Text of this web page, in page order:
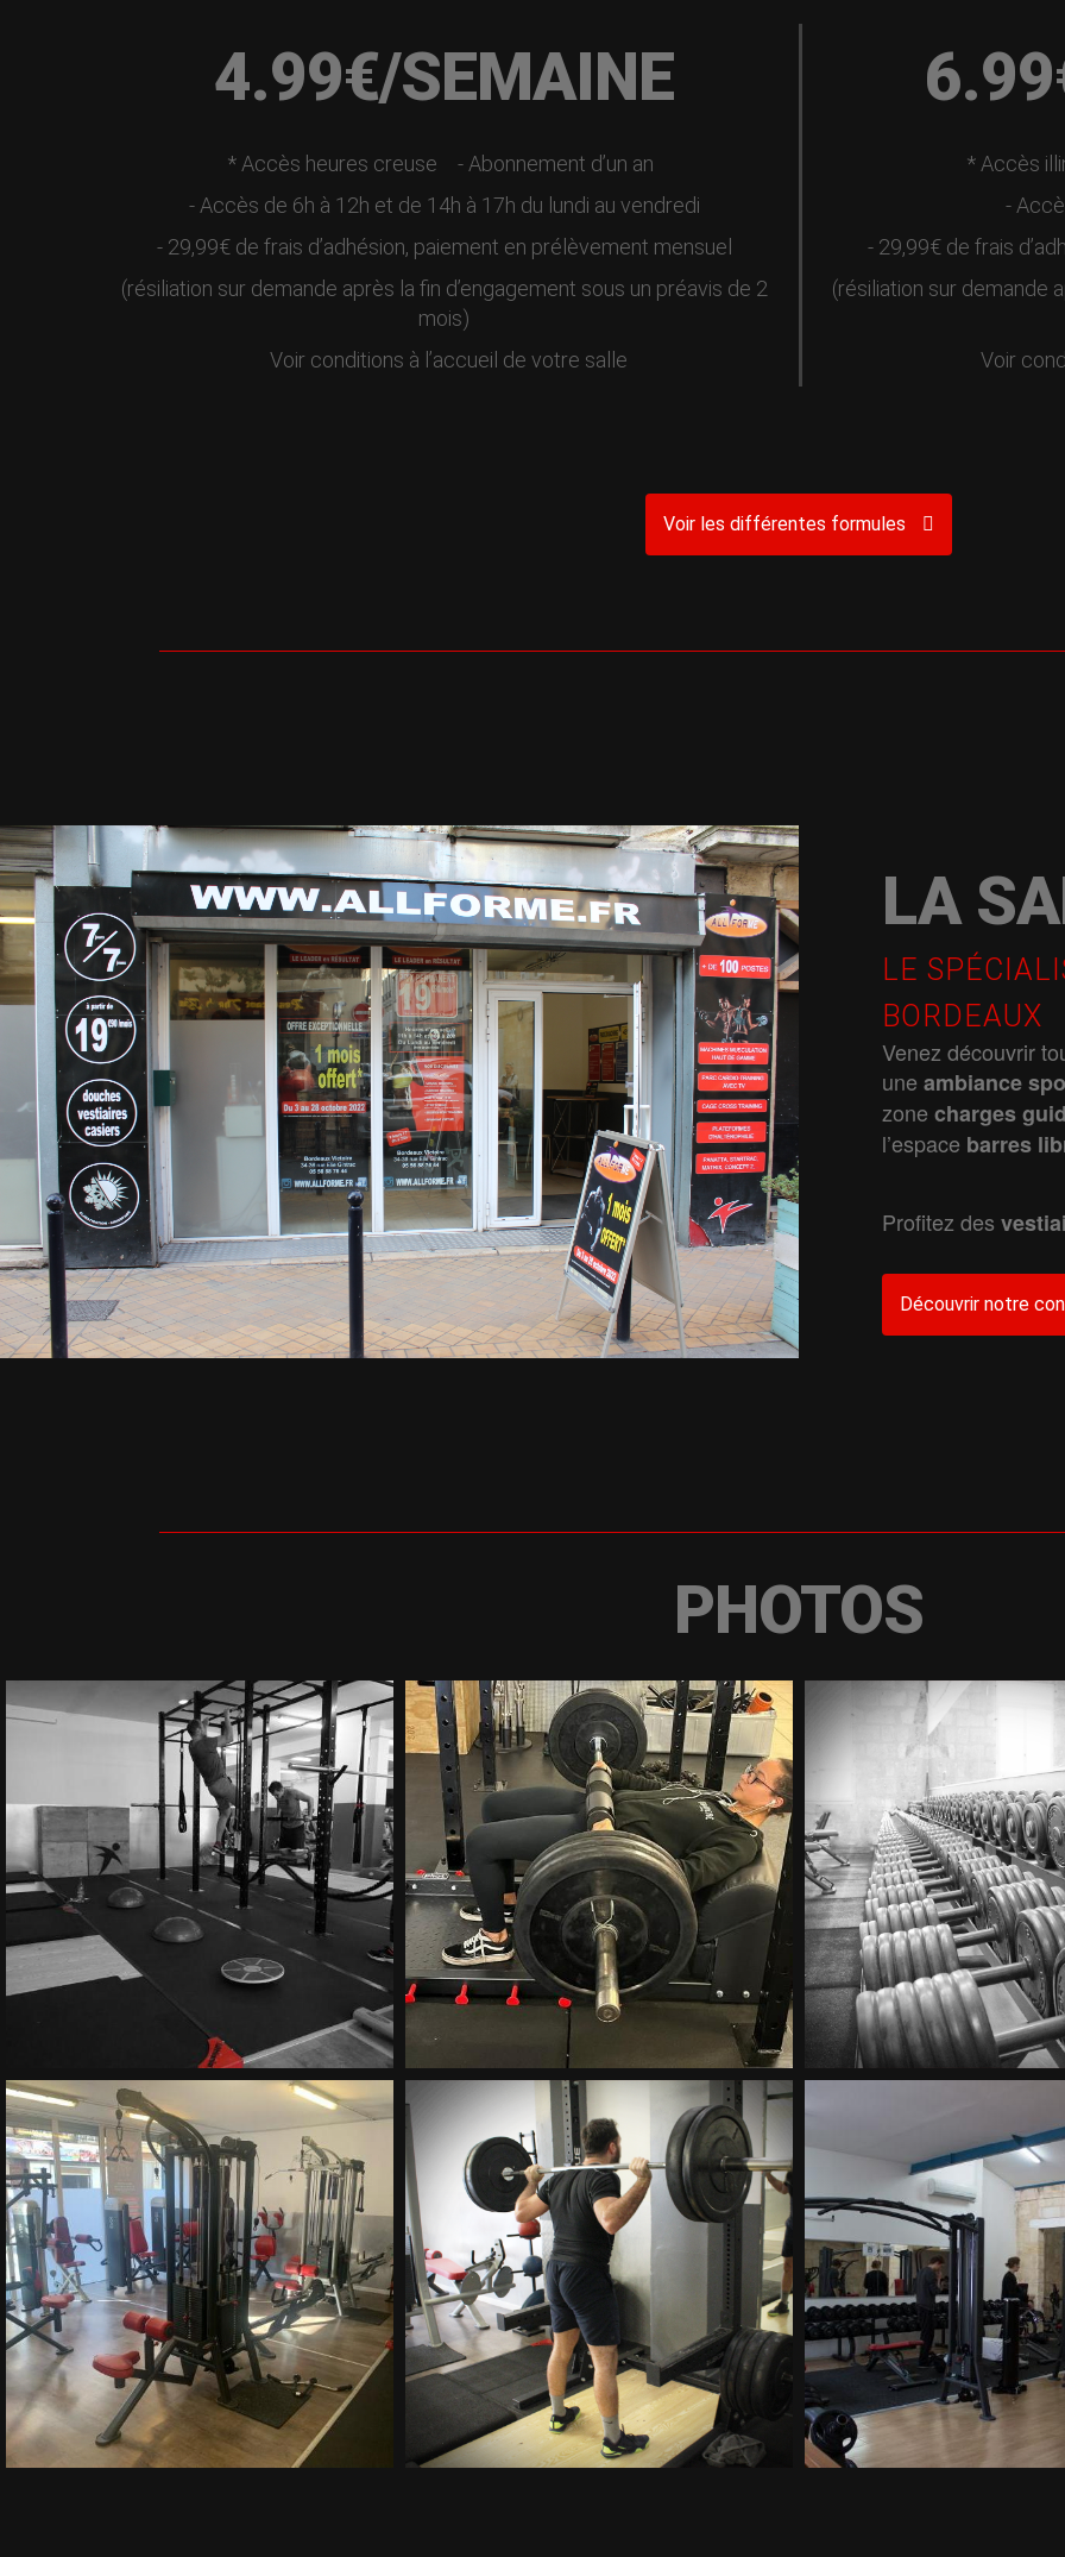
4.99€/SEMAINE
* Accès heures creuse
- Abonnement d’un an
- Accès de 6h à 12h et de 14h à 17h du lundi au vendredi
- 29,99€ de frais d’adhésion, paiement en prélèvement mensuel
(résiliation sur demande après la fin d’engagement sous un préavis de 2
mois)
Voir conditions à l’accueil de votre salle
* Accès
-
- 29,99€ de frais
(résiliation sur demande
Voir
Voir les différentes formules
LA
LE
BORDEAUX
Venez découvrir
une ambiance
zone charges
l’espace barres
Profitez des
Découvrir notre
PHOTOS